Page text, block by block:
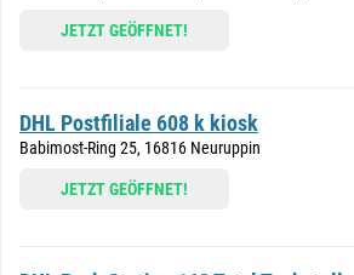
JETZT GEÖFFNET!
DHL Postfiliale 608 k kiosk
Babimost-Ring 25, 16816 Neuruppin
JETZT GEÖFFNET!